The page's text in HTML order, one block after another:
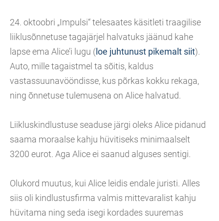
24. oktoobri „Impulsi“ telesaates käsitleti traagilise
liiklusõnnetuse tagajärjel halvatuks jäänud kahe
lapse ema Alice’i lugu (loe juhtunust pikemalt siit).
Auto, mille tagaistmel ta sõitis, kaldus
vastassuunavööndisse, kus põrkas kokku rekaga,
ning õnnetuse tulemusena on Alice halvatud.
Liikluskindlustuse seaduse järgi oleks Alice pidanud
saama moraalse kahju hüvitiseks minimaalselt
3200 eurot. Aga Alice ei saanud alguses sentigi.
Olukord muutus, kui Alice leidis endale juristi. Alles
siis oli kindlustusfirma valmis mittevaralist kahju
hüvitama ning seda isegi kordades suuremas